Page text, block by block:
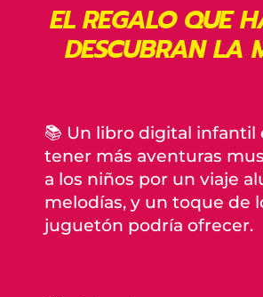
EL REGALO QUE
DESCUBRAN LA
📚 Un libro digital infantil
tener más aventuras
a los niños por un viaje
melodías, y un toque de
juguetón podría ofrecer.